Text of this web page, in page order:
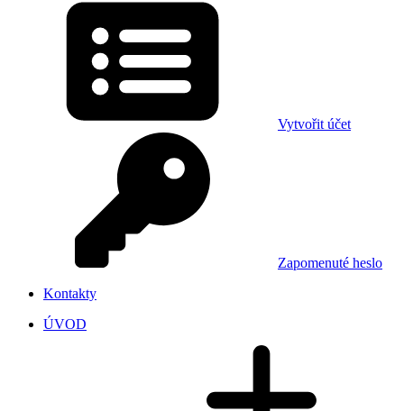
Vytvořit účet
Zapomenuté heslo
Kontakty
ÚVOD